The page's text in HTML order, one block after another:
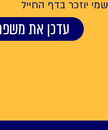
שמי יוזכר בדף החייל
עדכן את